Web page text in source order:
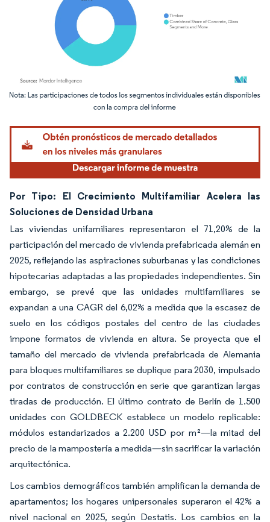
Imagen © Mordor Intelligence. El uso requiere atribución según CC BY 4.0.
Por Tipo: El Crecimiento Multifamiliar Acelera las
Soluciones de Densidad Urbana
Las viviendas unifamiliares representaron el 71,20% de la
participación del mercado de vivienda prefabricada alemán en
2025, reflejando las aspiraciones suburbanas y las condiciones
hipotecarias adaptadas a las propiedades independientes. Sin
embargo, se prevé que las unidades multifamiliares se
expandan a una CAGR del 6,02% a medida que la escasez de
suelo en los códigos postales del centro de las ciudades
impone formatos de vivienda en altura. Se proyecta que el
tamaño del mercado de vivienda prefabricada de Alemania
para bloques multifamiliares se duplique para 2030, impulsado
por contratos de construcción en serie que garantizan largas
tiradas de producción. El último contrato de Berlín de 1.500
unidades con GOLDBECK establece un modelo replicable:
módulos estandarizados a 2.200 USD por m²—la mitad del
precio de la mampostería a medida—sin sacrificar la variación
arquitectónica.
Los cambios demográficos también amplifican la demanda de
apartamentos; los hogares unipersonales superaron el 42% a
nivel nacional en 2025, según Destatis. Los cambios en la